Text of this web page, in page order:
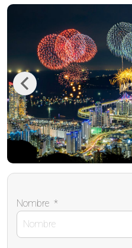
Previous
Nombre *